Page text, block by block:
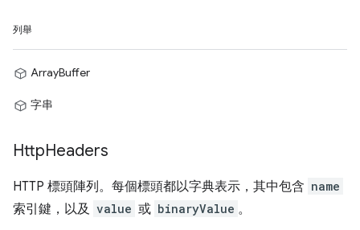
列舉
ArrayBuffer
字串
HttpHeaders
HTTP 標頭陣列。每個標頭都以字典表示，其中包含 name
索引鍵，以及 value 或 binaryValue 。